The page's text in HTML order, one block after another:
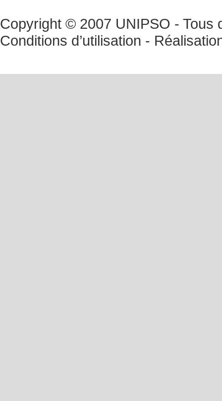
Copyright © 2007 UNIPSO - Tous
Conditions d’utilisation -